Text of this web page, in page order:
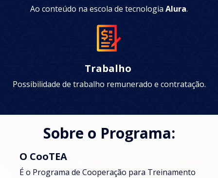
Ao conteúdo na escola de tecnologiaAlura.
Trabalho
Possibilidade de trabalho remunerado e contratação.
Sobre o Programa:
O CooTEA
É o Programa de Cooperação para Treinamento